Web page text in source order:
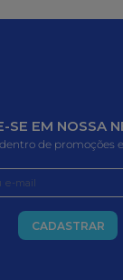
SE EM NOSSA
de promoções
CADASTRAR